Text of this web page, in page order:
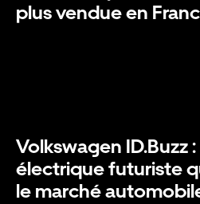
plus vendue en
Volkswagen ID.Buzz
électrique futuriste
le marché